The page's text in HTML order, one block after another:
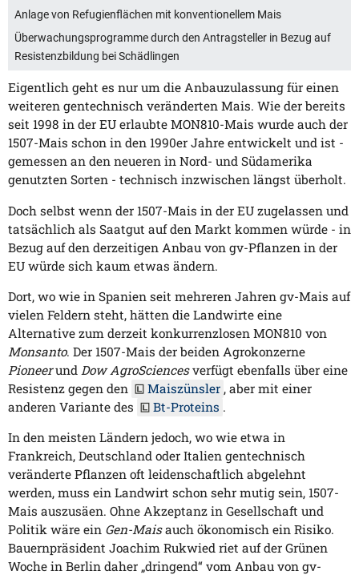
Anlage von Refugienflächen mit konventionellem Mais
Überwachungsprogramme durch den Antragsteller in Bezug auf
Resistenzbildung bei Schädlingen
Eigentlich geht es nur um die Anbauzulassung für einen
weiteren gentechnisch veränderten Mais. Wie der bereits
seit 1998 in der EU erlaubte MON810-Mais wurde auch der
1507-Mais schon in den 1990er Jahre entwickelt und ist -
gemessen an den neueren in Nord- und Südamerika
genutzten Sorten - technisch inzwischen längst überholt.
Doch selbst wenn der 1507-Mais in der EU zugelassen und
tatsächlich als Saatgut auf den Markt kommen würde - in
Bezug auf den derzeitigen Anbau von gv-Pflanzen in der
EU würde sich kaum etwas ändern.
Dort, wo wie in Spanien seit mehreren Jahren gv-Mais auf
vielen Feldern steht, hätten die Landwirte eine
Alternative zum derzeit konkurrenzlosen MON810 von
Monsanto. Der 1507-Mais der beiden Agrokonzerne
Pioneerund Dow AgroSciencesverfügt ebenfalls über eine
Resistenz gegen den
Maiszünsler , aber mit einer
anderen Variante des
Bt-Proteins .
In den meisten Ländern jedoch, wo wie etwa in
Frankreich, Deutschland oder Italien gentechnisch
veränderte Pflanzen oft leidenschaftlich abgelehnt
werden, muss ein Landwirt schon sehr mutig sein, 1507-
Mais auszusäen. Ohne Akzeptanz in Gesellschaft und
Politik wäre ein Gen-Maisauch ökonomisch ein Risiko.
Bauernpräsident Joachim Rukwied riet auf der Grünen
Woche in Berlin daher „dringend“ vom Anbau von gv-